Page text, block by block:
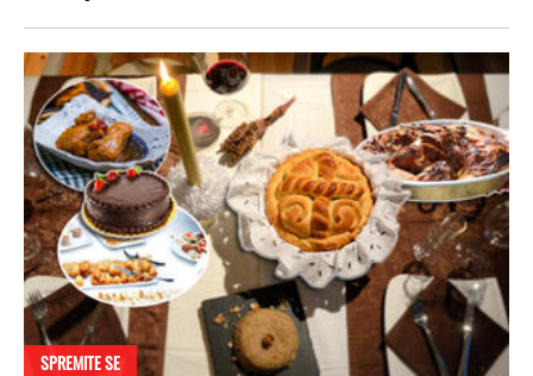
SPREMITE SE